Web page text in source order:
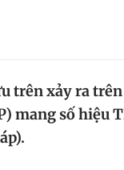
trên xảy ra
mang số hiệu